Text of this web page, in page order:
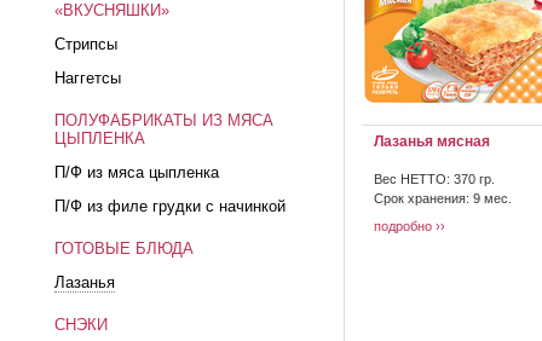
«ВКУСНЯШКИ»
Стрипсы
Наггетсы
ПОЛУФАБРИКАТЫ ИЗ МЯСА
ЦЫПЛЕНКА
П/Ф из мяса цыпленка
П/Ф из филе грудки с начинкой
ГОТОВЫЕ БЛЮДА
Лазанья
СНЭКИ
Лазанья мясная
Вес НЕТТО: 370 гр.
Срок хранения: 9 мес.
подробно